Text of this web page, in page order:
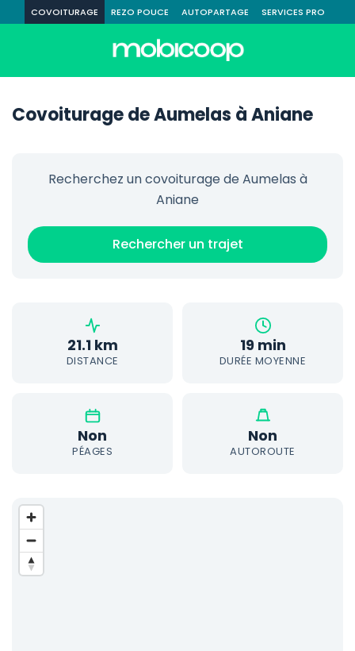
COVOITURAGE REZO POUCE AUTOPARTAGE SERVICES PRO
Covoiturage de Aumelas à Aniane
Recherchez un covoiturage de Aumelas à
Aniane
Rechercher un trajet
21.1 km
DISTANCE
19 min
DURÉE MOYENNE
Non
PÉAGES
Non
AUTOROUTE